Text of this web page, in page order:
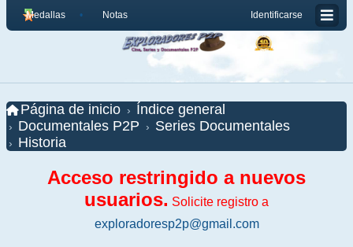
Identificarse
Medallas Notas
Página de inicio
Índice general
Documentales P2P
Series Documentales
Historia
Acceso restringido a nuevos
usuarios. Solicite registro a
exploradoresp2p@gmail.com